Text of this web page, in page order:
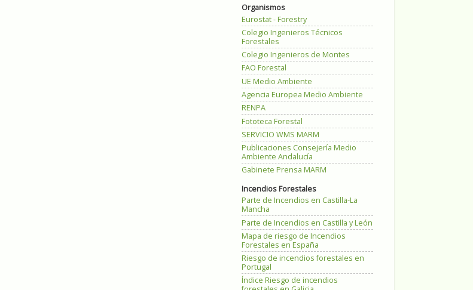
Organismos
Eurostat - Forestry
Colegio Ingenieros Técnicos
Forestales
Colegio Ingenieros de Montes
FAO Forestal
UE Medio Ambiente
Agencia Europea Medio Ambiente
RENPA
Fototeca Forestal
SERVICIO WMS MARM
Publicaciones Consejería Medio
Ambiente Andalucía
Gabinete Prensa MARM
Incendios Forestales
Parte de Incendios en Castilla-La
Mancha
Parte de Incendios en Castilla y León
Mapa de riesgo de Incendios
Forestales en España
Riesgo de incendios forestales en
Portugal
Índice Riesgo de incendios